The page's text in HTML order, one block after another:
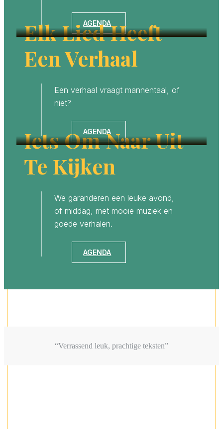
AGENDA
Elk Lied Heeft
Een Verhaal
Een verhaal vraagt mannentaal, of
niet?
AGENDA
Iets Om Naar Uit
Te Kijken
We garanderen een leuke avond,
of middag, met mooie muziek en
goede verhalen.
AGENDA
“Verrassend leuk, prachtige teksten”